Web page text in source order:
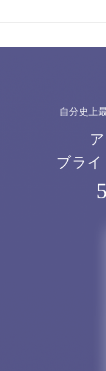
自分史上
ブラ